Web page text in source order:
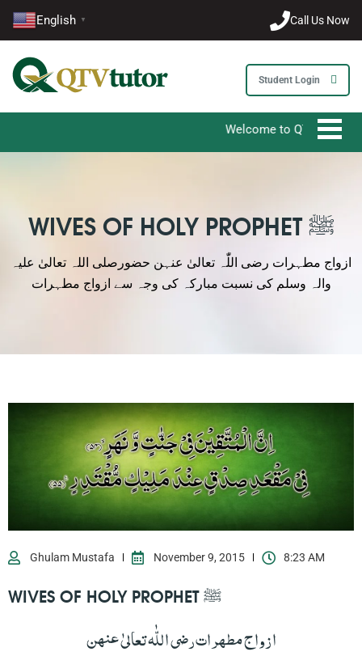
English ▼ Call Us Now
Student Login
Welcome to QTV Tutor - Your
WIVES OF HOLY PROPHET ﷺ
ازواج مطہرات رضی اللّٰہ تعالیٰ عنہن حضورصلی اللہ تعالیٰ علیہ
والہ وسلم کی نسبت مبارکہ کی وجہ سے ازواج مطہرات
Ghulam Mustafa November 9, 2015 8:23 AM
WIVES OF HOLY PROPHET ﷺ
ازواج مطہرات رضی اللّٰہ تعالیٰ عنہن